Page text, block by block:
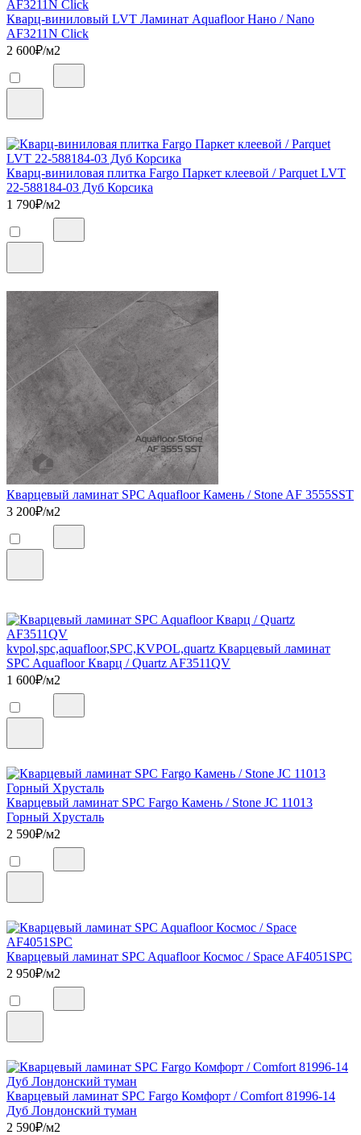
Кварц-виниловый LVT Ламинат Aquafloor Нано / Nano
AF3211N Click
2 600₽/м2
Кварц-виниловая плитка Fargo Паркет клеевой / Parquet LVT
22-588184-03 Дуб Корсика
1 790₽/м2
Кварцевый ламинат SPC Aquafloor Камень / Stone AF 3555SST
3 200₽/м2
kvpol,spc,aquafloor,SPC,KVPOL,quartz Кварцевый ламинат
SPC Aquafloor Кварц / Quartz AF3511QV
1 600₽/м2
Кварцевый ламинат SPC Fargo Камень / Stone JC 11013
Горный Хрусталь
2 590₽/м2
Кварцевый ламинат SPC Aquafloor Космос / Space AF4051SPC
2 950₽/м2
Кварцевый ламинат SPC Fargo Комфорт / Comfort 81996-14
Дуб Лондонский туман
2 590₽/м2